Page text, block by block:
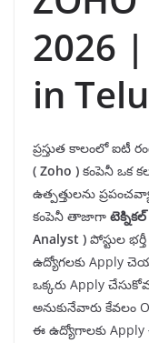
2026 |
in
ప్రస్తుత కాలంలో ఐటీ
( Zoho ) కంపెనీ ఒక
ఉత్పత్తులను
కంపెనీ తాజాగా
Analyst ) పోస్టుల
ఉద్యోగలకు Apply
ఒక్కరు Apply
అనుకునేవారు
ఈ ఉద్యోగాలకు Apply